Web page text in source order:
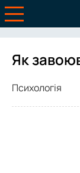
Як
Психологія